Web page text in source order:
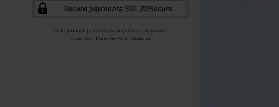
Este produto pertence às seguintes categorias:
Carretos- Carretos Freio Diantero